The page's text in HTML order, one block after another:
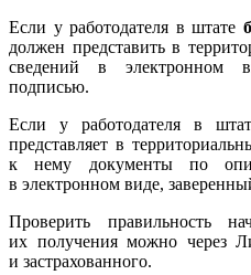
Если у работодателя в штате
должен представить в
сведений в электронном
подписью.
Если у работодателя в
представляет в
к нему документы по
в электронном виде,
Проверить правильность
их получения можно через
и застрахованного.